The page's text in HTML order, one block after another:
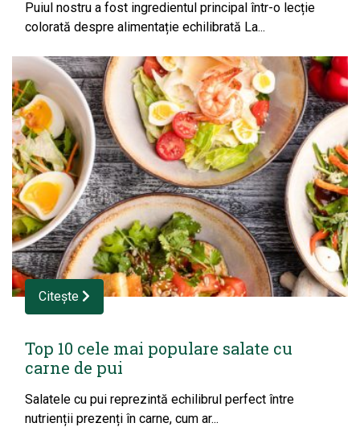
Puiul nostru a fost ingredientul principal într-o lecție
colorată despre alimentație echilibrată La...
Citește
Top 10 cele mai populare salate cu
carne de pui
Salatele cu pui reprezintă echilibrul perfect între
nutrienții prezenți în carne, cum ar...